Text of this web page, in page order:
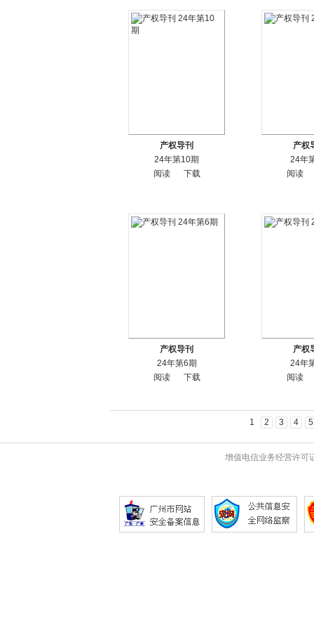
产权导刊
24年第10期
阅读
下载
产权
24年
阅读
产权导刊
24年第6期
阅读
下载
产权
24年
阅读
1 2 3 4 5
增值电信业务经营许